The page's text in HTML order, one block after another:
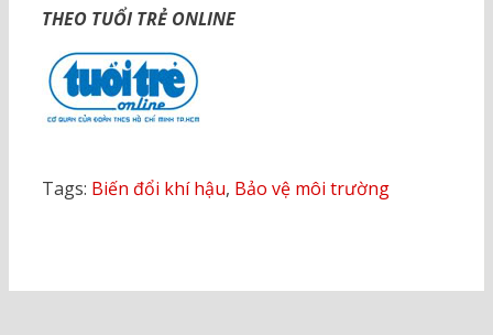
THEO TUỔI TRẺ ONLINE
Tags: Biến đổi khí hậu, Bảo vệ môi trường